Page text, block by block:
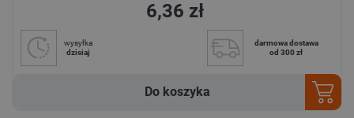
6,36 zł
wysyłka
dzisiaj
darmowa dostawa
od 300 zł
Do koszyka